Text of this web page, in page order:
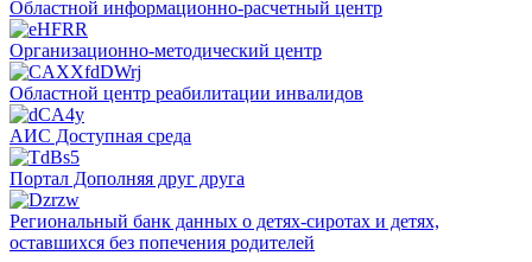
Областной информационно-расчетный центр
Организационно-методический центр
Областной центр реабилитации инвалидов
АИС Доступная среда
Портал Дополняя друг друга
Региональный банк данных о детях-сиротах и детях,
оставшихся без попечения родителей